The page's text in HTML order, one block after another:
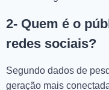
2- Quem é o
redes sociais?
Segundo dados de
geração mais